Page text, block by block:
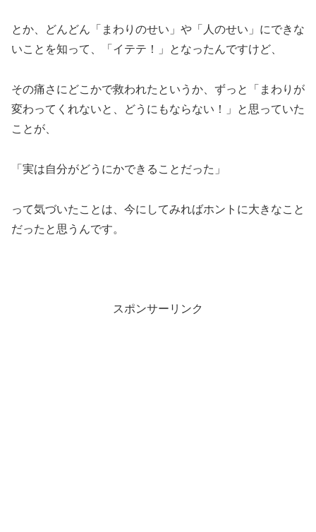
とか、どんどん「まわりのせい」や「人のせい」にできな
いことを知って、「イテテ！」となったんですけど、
その痛さにどこかで救われたというか、ずっと「まわりが
変わってくれないと、どうにもならない！」と思っていた
ことが、
「実は自分がどうにかできることだった」
って気づいたことは、今にしてみればホントに大きなこと
だったと思うんです。
スポンサーリンク